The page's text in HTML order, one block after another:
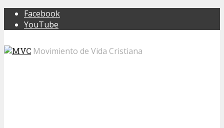
Facebook
YouTube
Movimiento de Vida Cristiana